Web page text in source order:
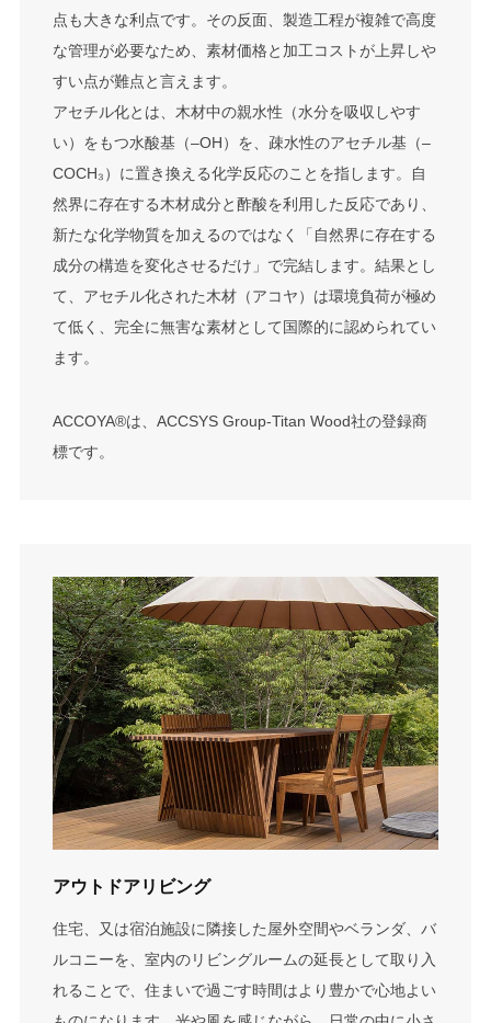
点も大きな利点です。その反面、製造工程が複雑で高度
な管理が必要なため、素材価格と加工コストが上昇しや
すい点が難点と言えます。
アセチル化とは、木材中の親水性（水分を吸収しやす
い）をもつ水酸基（–OH）を、疎水性のアセチル基（–
COCH₃）に置き換える化学反応のことを指します。自
然界に存在する木材成分と酢酸を利用した反応であり、
新たな化学物質を加えるのではなく「自然界に存在する
成分の構造を変化させるだけ」で完結します。結果とし
て、アセチル化された木材（アコヤ）は環境負荷が極め
て低く、完全に無害な素材として国際的に認められてい
ます。
ACCOYA®は、ACCSYS Group-Titan Wood社の登録商
標です。
アウトドアリビング
住宅、又は宿泊施設に隣接した屋外空間やベランダ、バ
ルコニーを、室内のリビングルームの延長として取り入
れることで、住まいで過ごす時間はより豊かで心地よい